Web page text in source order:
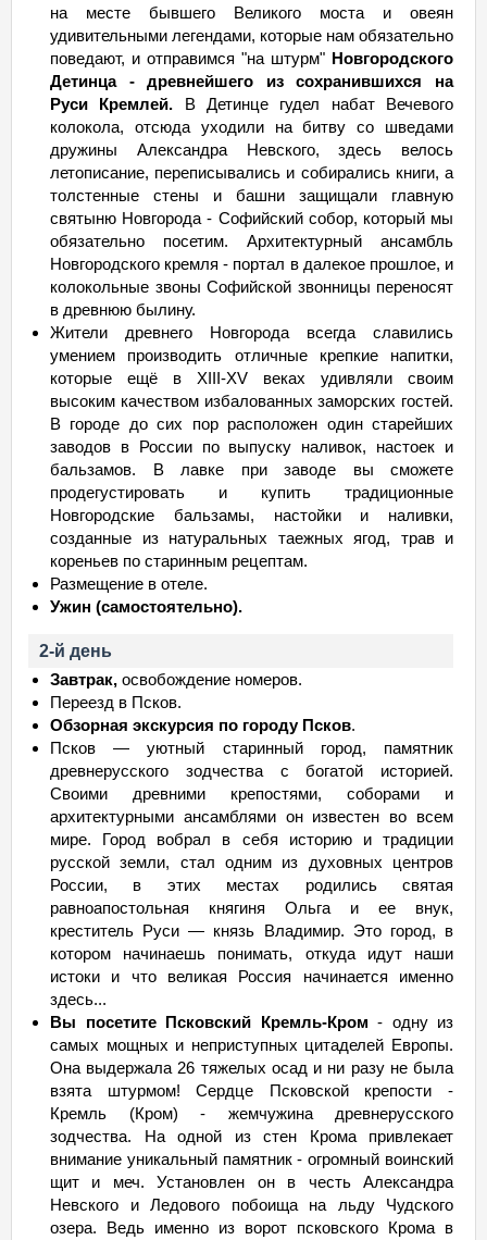
на месте бывшего Великого моста и овеян
удивительными легендами, которые нам обязательно
поведают, и отправимся "на штурм" Новгородского
Детинца - древнейшего из сохранившихся на
Руси Кремлей. В Детинце гудел набат Вечевого
колокола, отсюда уходили на битву со шведами
дружины Александра Невского, здесь велось
летописание, переписывались и собирались книги, а
толстенные стены и башни защищали главную
святыню Новгорода - Софийский собор, который мы
обязательно посетим. Архитектурный ансамбль
Новгородского кремля - портал в далекое прошлое, и
колокольные звоны Софийской звонницы переносят
в древнюю былину.
Жители древнего Новгорода всегда славились
умением производить отличные крепкие напитки,
которые ещё в XIII-XV веках удивляли своим
высоким качеством избалованных заморских гостей.
В городе до сих пор расположен один старейших
заводов в России по выпуску наливок, настоек и
бальзамов. В лавке при заводе вы сможете
продегустировать и купить традиционные
Новгородские бальзамы, настойки и наливки,
созданные из натуральных таежных ягод, трав и
кореньев по старинным рецептам.
Размещение в отеле.
Ужин (самостоятельно).
2-й день
Завтрак, освобождение номеров.
Переезд в Псков.
Обзорная экскурсия по городу Псков.
Псков — уютный старинный город, памятник
древнерусского зодчества с богатой историей.
Своими древними крепостями, соборами и
архитектурными ансамблями он известен во всем
мире. Город вобрал в себя историю и традиции
русской земли, стал одним из духовных центров
России, в этих местах родились святая
равноапостольная княгиня Ольга и ее внук,
креститель Руси — князь Владимир. Это город, в
котором начинаешь понимать, откуда идут наши
истоки и что великая Россия начинается именно
здесь...
Вы посетите Псковский Кремль-Кром - одну из
самых мощных и неприступных цитаделей Европы.
Она выдержала 26 тяжелых осад и ни разу не была
взята штурмом! Сердце Псковской крепости -
Кремль (Кром) - жемчужина древнерусского
зодчества. На одной из стен Крома привлекает
внимание уникальный памятник - огромный воинский
щит и меч. Установлен он в честь Александра
Невского и Ледового побоища на льду Чудского
озера. Ведь именно из ворот псковского Крома в